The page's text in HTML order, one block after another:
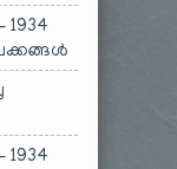
1934
1934